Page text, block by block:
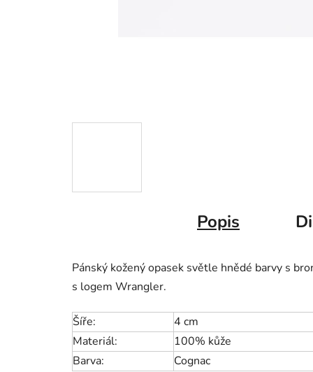
Popis
Pánský kožený opasek světle hnědé barvy s
s logem Wrangler.
Šíře:
4 cm
Materiál:
100% kůže
Barva:
Cognac